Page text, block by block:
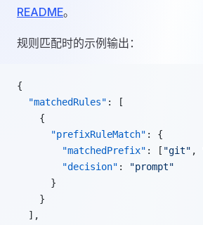
README。
规则匹配时的示例输出：
{
  "matchedRules"
: [
    {
      "prefixRuleMatch"
: {
        "matchedPrefix"
: [ "git" ,
        "decision"
:
"prompt"
      }
    }
  ],